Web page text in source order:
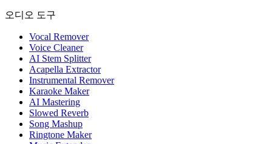
오디오 도구
Vocal Remover
Voice Cleaner
AI Stem Splitter
Acapella Extractor
Instrumental Remover
Karaoke Maker
AI Mastering
Slowed Reverb
Song Mashup
Ringtone Maker